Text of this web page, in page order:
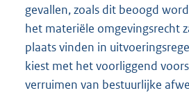
gevallen, zoals dit beoogd
het materiële omgevingsrecht
plaats vinden in
kiest met het voorliggend
verruimen van bestuurlijke